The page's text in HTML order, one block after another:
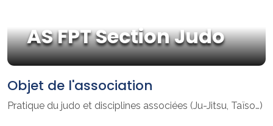
AS FPT Section Judo
Objet de l'association
Pratique du judo et disciplines associées (Ju-Jitsu, Taïso…)